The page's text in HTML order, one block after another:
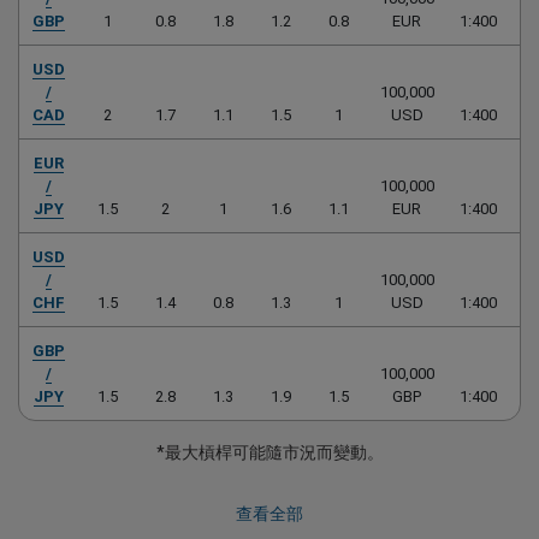
GBP
1 0.8 1.8 1.2 0.8
EUR
1:400
USD
/
CAD
2 1.7 1.1 1.5 1
100,000
USD
1:400
EUR
/
JPY
1.5 2 1 1.6 1.1
100,000
EUR
1:400
USD
/
CHF
1.5 1.4 0.8 1.3 1
100,000
USD
1:400
GBP
/
JPY
1.5 2.8 1.3 1.9 1.5
100,000
GBP
1:400
*最大槓桿可能隨市況而變動。
查看全部